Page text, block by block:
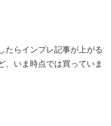
たらインプレ記事が上がる
、いま時点では買っていま